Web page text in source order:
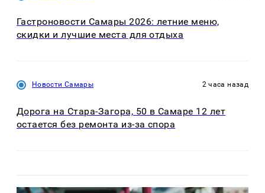
Гастроновости Самары 2026: летние меню,
скидки и лучшие места для отдыха
Новости Самары 2 часа назад
Дорога на Стара-Загора, 50 в Самаре 12 лет
остается без ремонта из-за спора